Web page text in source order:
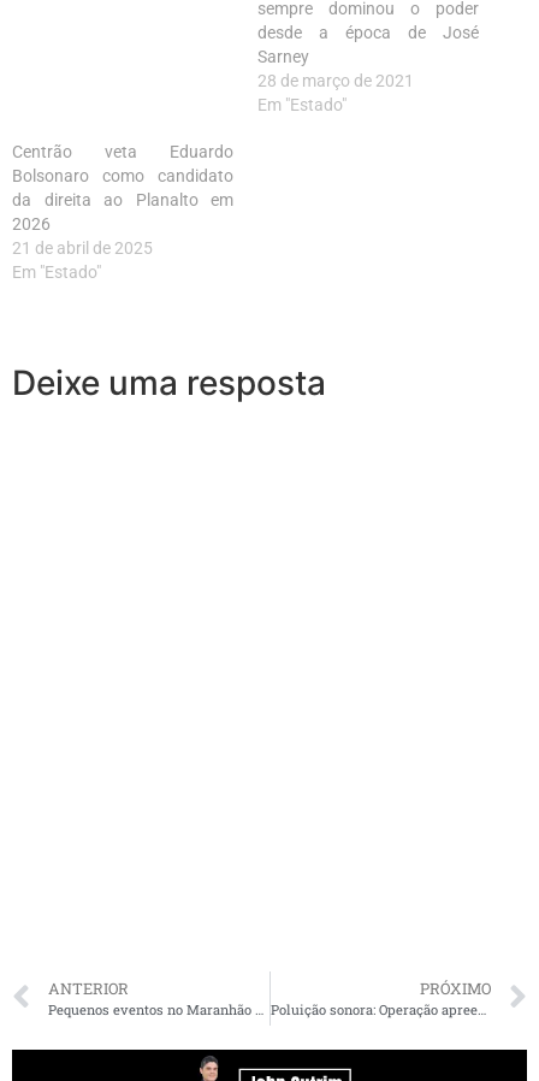
sempre dominou o poder
desde a época de José
Sarney
28 de março de 2021
Em "Estado"
Centrão veta Eduardo
Bolsonaro como candidato
da direita ao Planalto em
2026
21 de abril de 2025
Em "Estado"
Deixe uma resposta
ANTERIOR
Pequenos eventos no Maranhão serão permitidos a partir do dia 28; veja as regras
PRÓXIMO
Poluição sonora: Operação apreende carros, motos e sistema de som no Araçagi